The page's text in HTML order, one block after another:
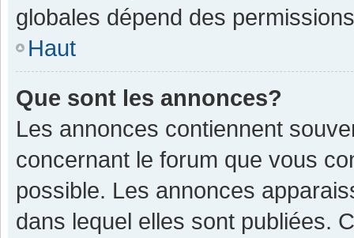
globales dépend des
Haut
Que sont les annonces?
Les annonces contiennent
concernant le forum que vous
possible. Les annonces
dans lequel elles sont publiées.